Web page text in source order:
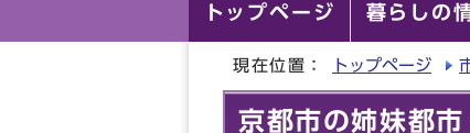
トップページ 暮らしの
現在位置： トップページ
京都市の姉妹都